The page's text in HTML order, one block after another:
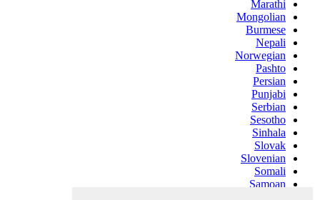
Marathi
Mongolian
Burmese
Nepali
Norwegian
Pashto
Persian
Punjabi
Serbian
Sesotho
Sinhala
Slovak
Slovenian
Somali
Samoan